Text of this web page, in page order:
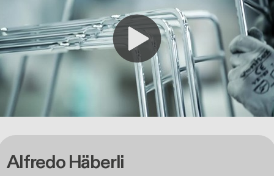
Alfredo Häberli